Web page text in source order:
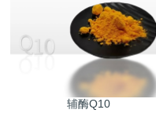
辅酶Q10